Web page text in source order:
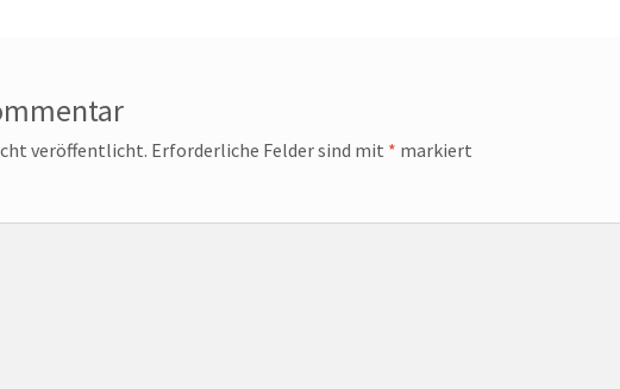
veröffentlicht. Erforderliche Felder sind mit * markiert